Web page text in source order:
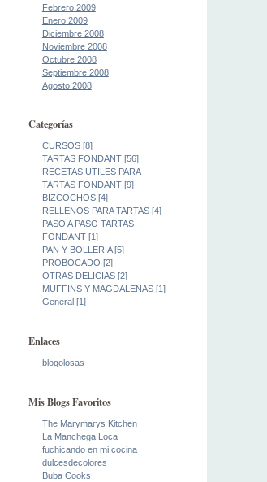
Febrero 2009
Enero 2009
Diciembre 2008
Noviembre 2008
Octubre 2008
Septiembre 2008
Agosto 2008
Categorías
CURSOS [8]
TARTAS FONDANT [56]
RECETAS UTILES PARA
TARTAS FONDANT [9]
BIZCOCHOS [4]
RELLENOS PARA TARTAS [4]
PASO A PASO TARTAS
FONDANT [1]
PAN Y BOLLERIA [5]
PROBOCADO [2]
OTRAS DELICIAS [2]
MUFFINS Y MAGDALENAS [1]
General [1]
Enlaces
blogolosas
Mis Blogs Favoritos
The Marymarys Kitchen
La Manchega Loca
fuchicando en mi cocina
dulcesdecolores
Buba Cooks